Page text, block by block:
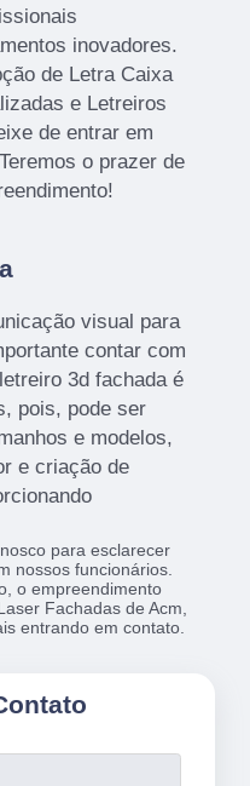
inovadores.
de Letra Caixa
e Letreiros
de entrar em
o prazer de
visual para
contar com
3d fachada é
pois, pode ser
e modelos,
e criação de
para esclarecer
nossos funcionários.
o empreendimento
Fachadas de Acm,
entrando em contato.